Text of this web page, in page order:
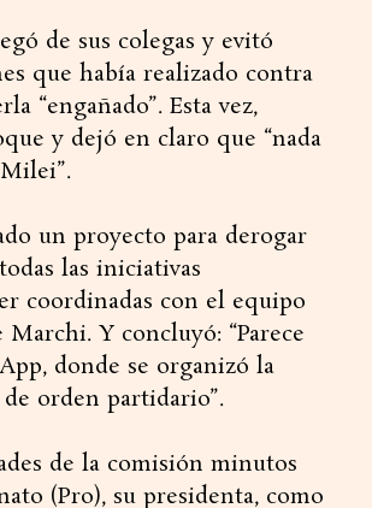
de sus colegas y evitó
que había realizado contra
“engañado”. Esta vez,
y dejó en claro que “nada
un proyecto para derogar
las iniciativas
coordinadas con el equipo
Y concluyó: “Parece
donde se organizó la
orden partidario”.
de la comisión minutos
(Pro), su presidenta, como